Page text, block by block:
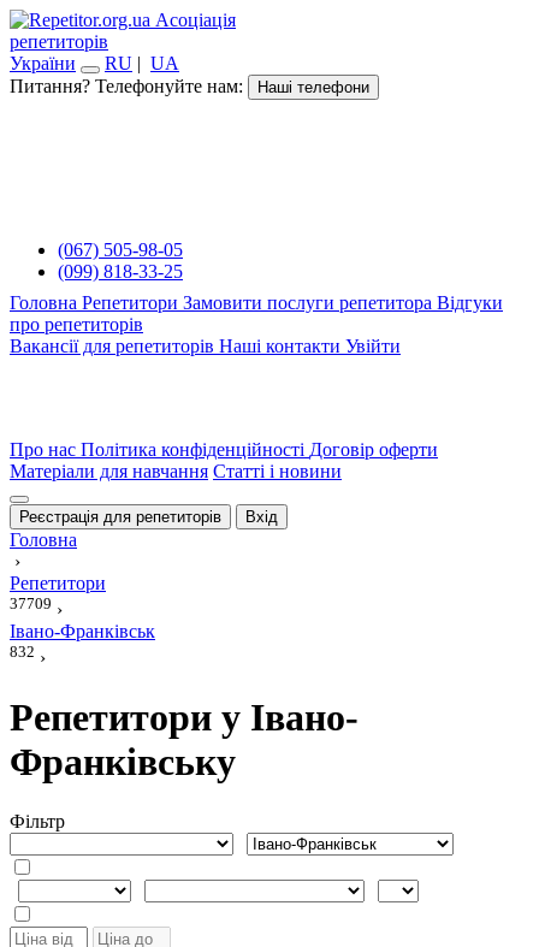
Асоціація
репетиторів
України
RU | UA
Питання? Телефонуйте нам:
Наші телефони
(067) 505-98-05
(099) 818-33-25
Головна Репетитори Замовити послуги репетитора Відгуки
про репетиторів
Вакансії для репетиторів Наші контакти Увійти
Про нас Політика конфіденційності Договір оферти
Матеріали для навчання Статті і новини
Реєстрація для репетиторів Вхід
Головна
›
Репетитори
37709 ›
Івано-Франківськ
832 ›
Репетитори у Івано-
Франківську
Фiльтр